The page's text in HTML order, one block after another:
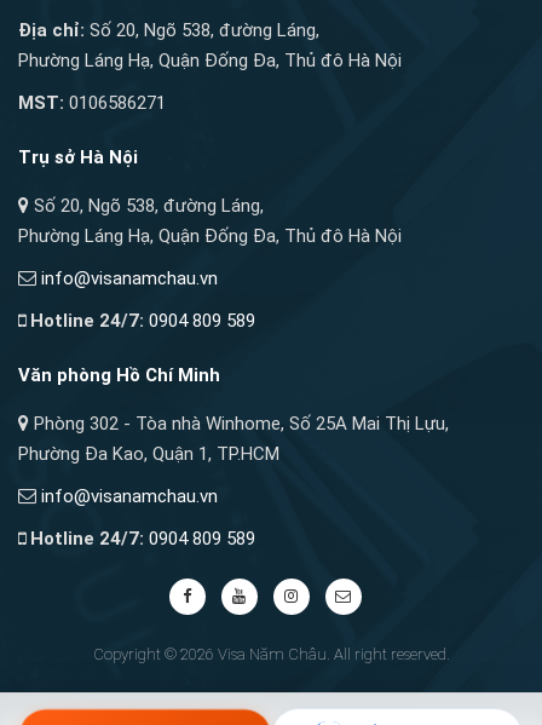
Địa chỉ: Số 20, Ngõ 538, đường Láng,
Phường Láng Hạ, Quận Đống Đa, Thủ đô Hà Nội
MST: 0106586271
Trụ sở Hà Nội
Số 20, Ngõ 538, đường Láng,
Phường Láng Hạ, Quận Đống Đa, Thủ đô Hà Nội
info@visanamchau.vn
Hotline 24/7: 0904 809 589
Văn phòng Hồ Chí Minh
Phòng 302 - Tòa nhà Winhome, Số 25A Mai Thị Lựu,
Phường Đa Kao, Quận 1, TP.HCM
info@visanamchau.vn
Hotline 24/7: 0904 809 589
Copyright © 2026 Visa Năm Châu. All right reserved.